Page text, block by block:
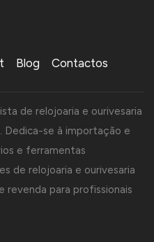
Blog Contactos
de relojoaria e ourivesaria
Dedica-se à importação e
e ferramentas
de relojoaria e ourivesaria
revenda para profissionais